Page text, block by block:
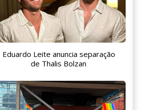
Eduardo Leite anuncia separação
de Thalis Bolzan